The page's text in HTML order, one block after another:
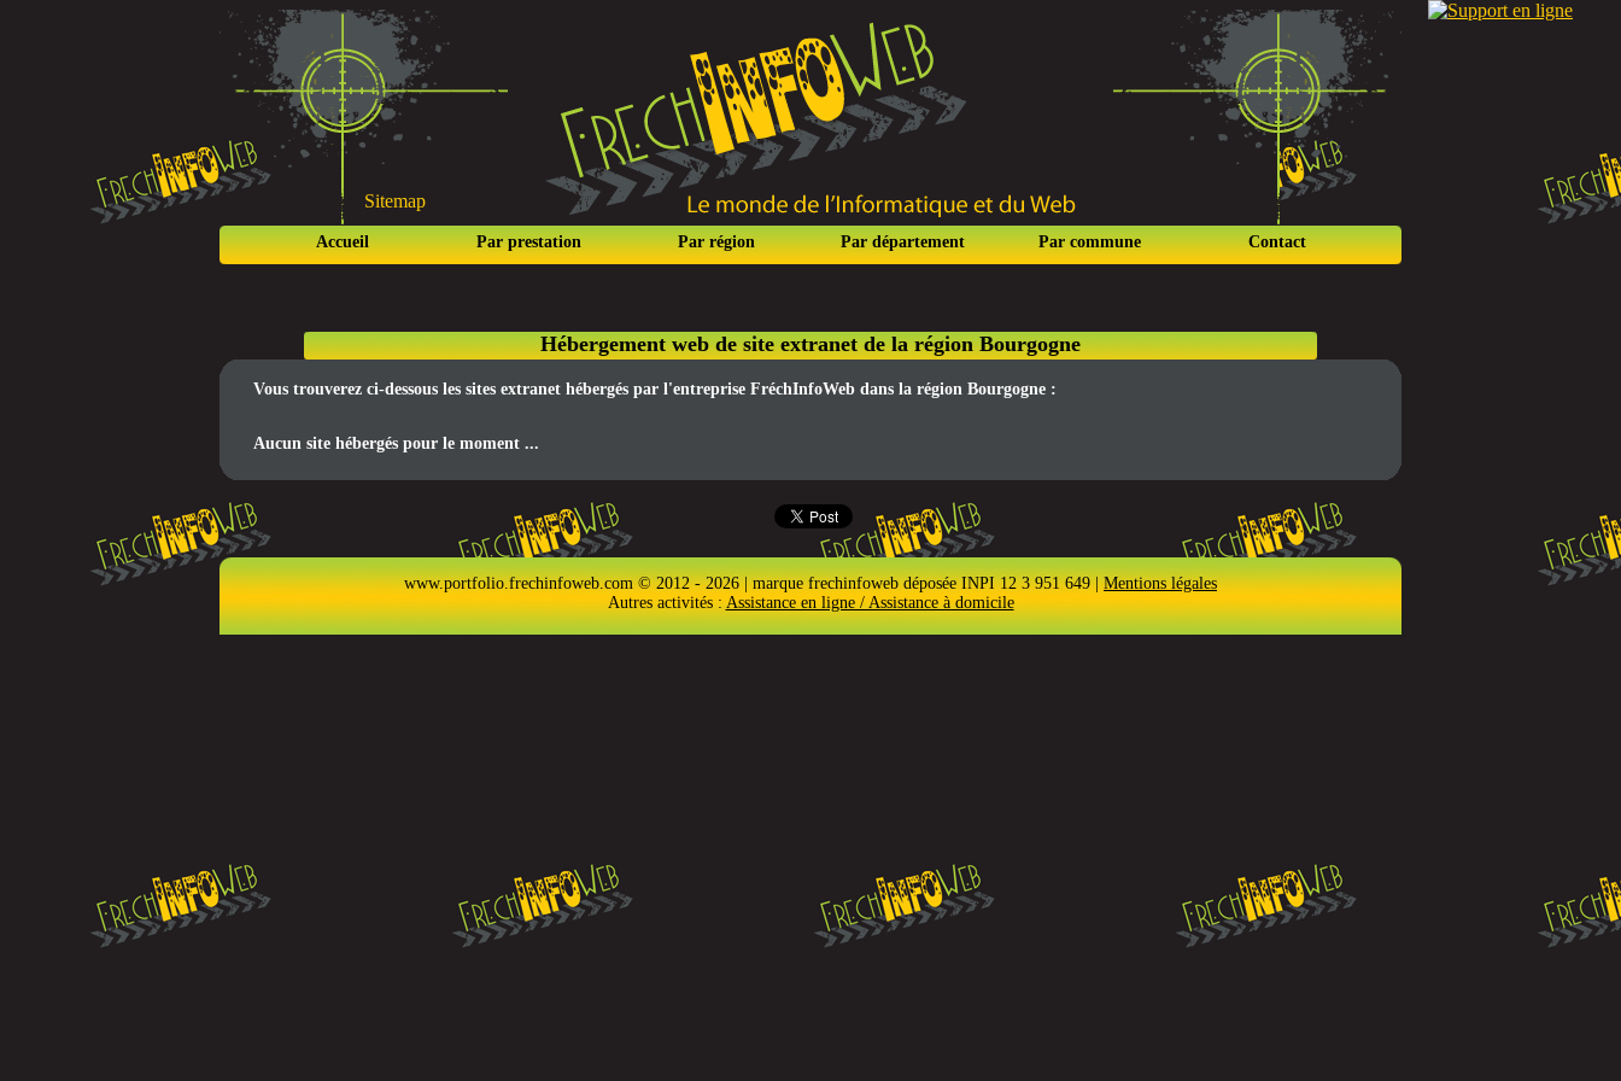
Sitemap
Accueil Par prestation Par région Par département Par commune Contact
Hébergement web de site extranet de la région Bourgogne
Vous trouverez ci-dessous les sites extranet hébergés par l'entreprise FréchInfoWeb dans la région Bourgogne :
Aucun site hébergés pour le moment ...
www.portfolio.frechinfoweb.com © 2012 - 2026 | marque frechinfoweb déposée INPI 12 3 951 649 |Mentions légales
Autres activités : Assistance en ligne / Assistance à domicile